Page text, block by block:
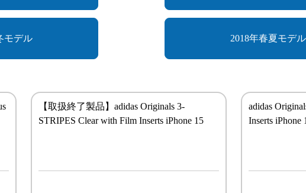
モデル 2018年春夏モデル
【取扱終了製品】adidas Originals 3-
STRIPES Clear with Film Inserts iPhone 15
adidas
Inserts iPhone